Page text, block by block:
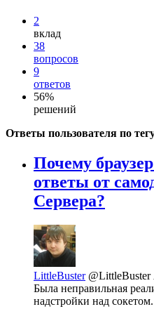
2
вклад
38
вопросов
9
ответов
56%
решений
Ответы пользователя по
Почему
ответы от
Сервера?
LittleBuster @LittleBuster
Была неправильная
надстройки над